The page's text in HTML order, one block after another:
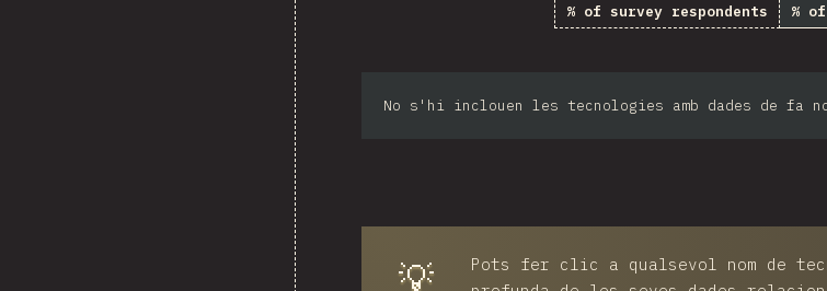
% of survey respondents %
No s'hi inclouen les tecnologies amb dades de fa
💡
Pots fer clic a qualsevol nom de